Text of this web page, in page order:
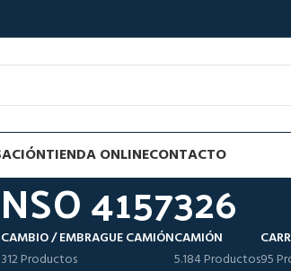
TIENDA ONLINECONTACTO
4157326
CAMBIO / EMBRAGUE CAMIÓN
312 Productos
CAMIÓN
5.184 Productos95